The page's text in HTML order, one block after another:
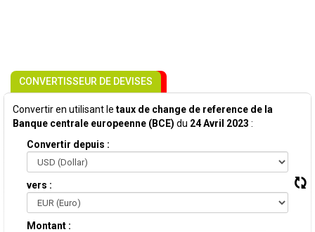
CONVERTISSEUR DE DEVISES
Convertir en utilisant le taux de change de reference de la
Banque centrale europeenne (BCE) du 24 Avril 2023 :
Convertir depuis :
vers :
Montant :